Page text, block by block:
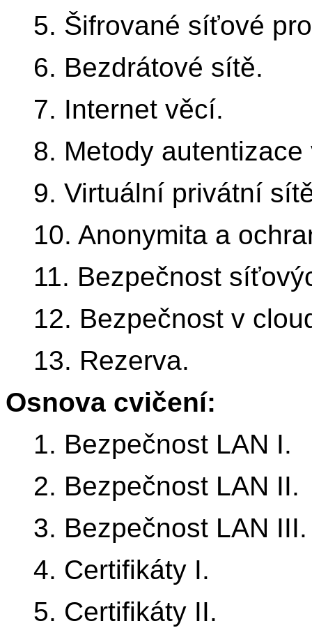
5. Šifrované síťové
6. Bezdrátové sítě.
7. Internet věcí.
8. Metody
9. Virtuální privátní
10. Anonymita a
11. Bezpečnost
12. Bezpečnost v
13. Rezerva.
Osnova cvičení:
1. Bezpečnost LAN I.
2. Bezpečnost LAN II.
3. Bezpečnost LAN III.
4. Certifikáty I.
5. Certifikáty II.